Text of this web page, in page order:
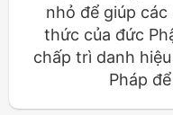
nhỏ để giúp
thức của đức
chấp trì danh
Pháp